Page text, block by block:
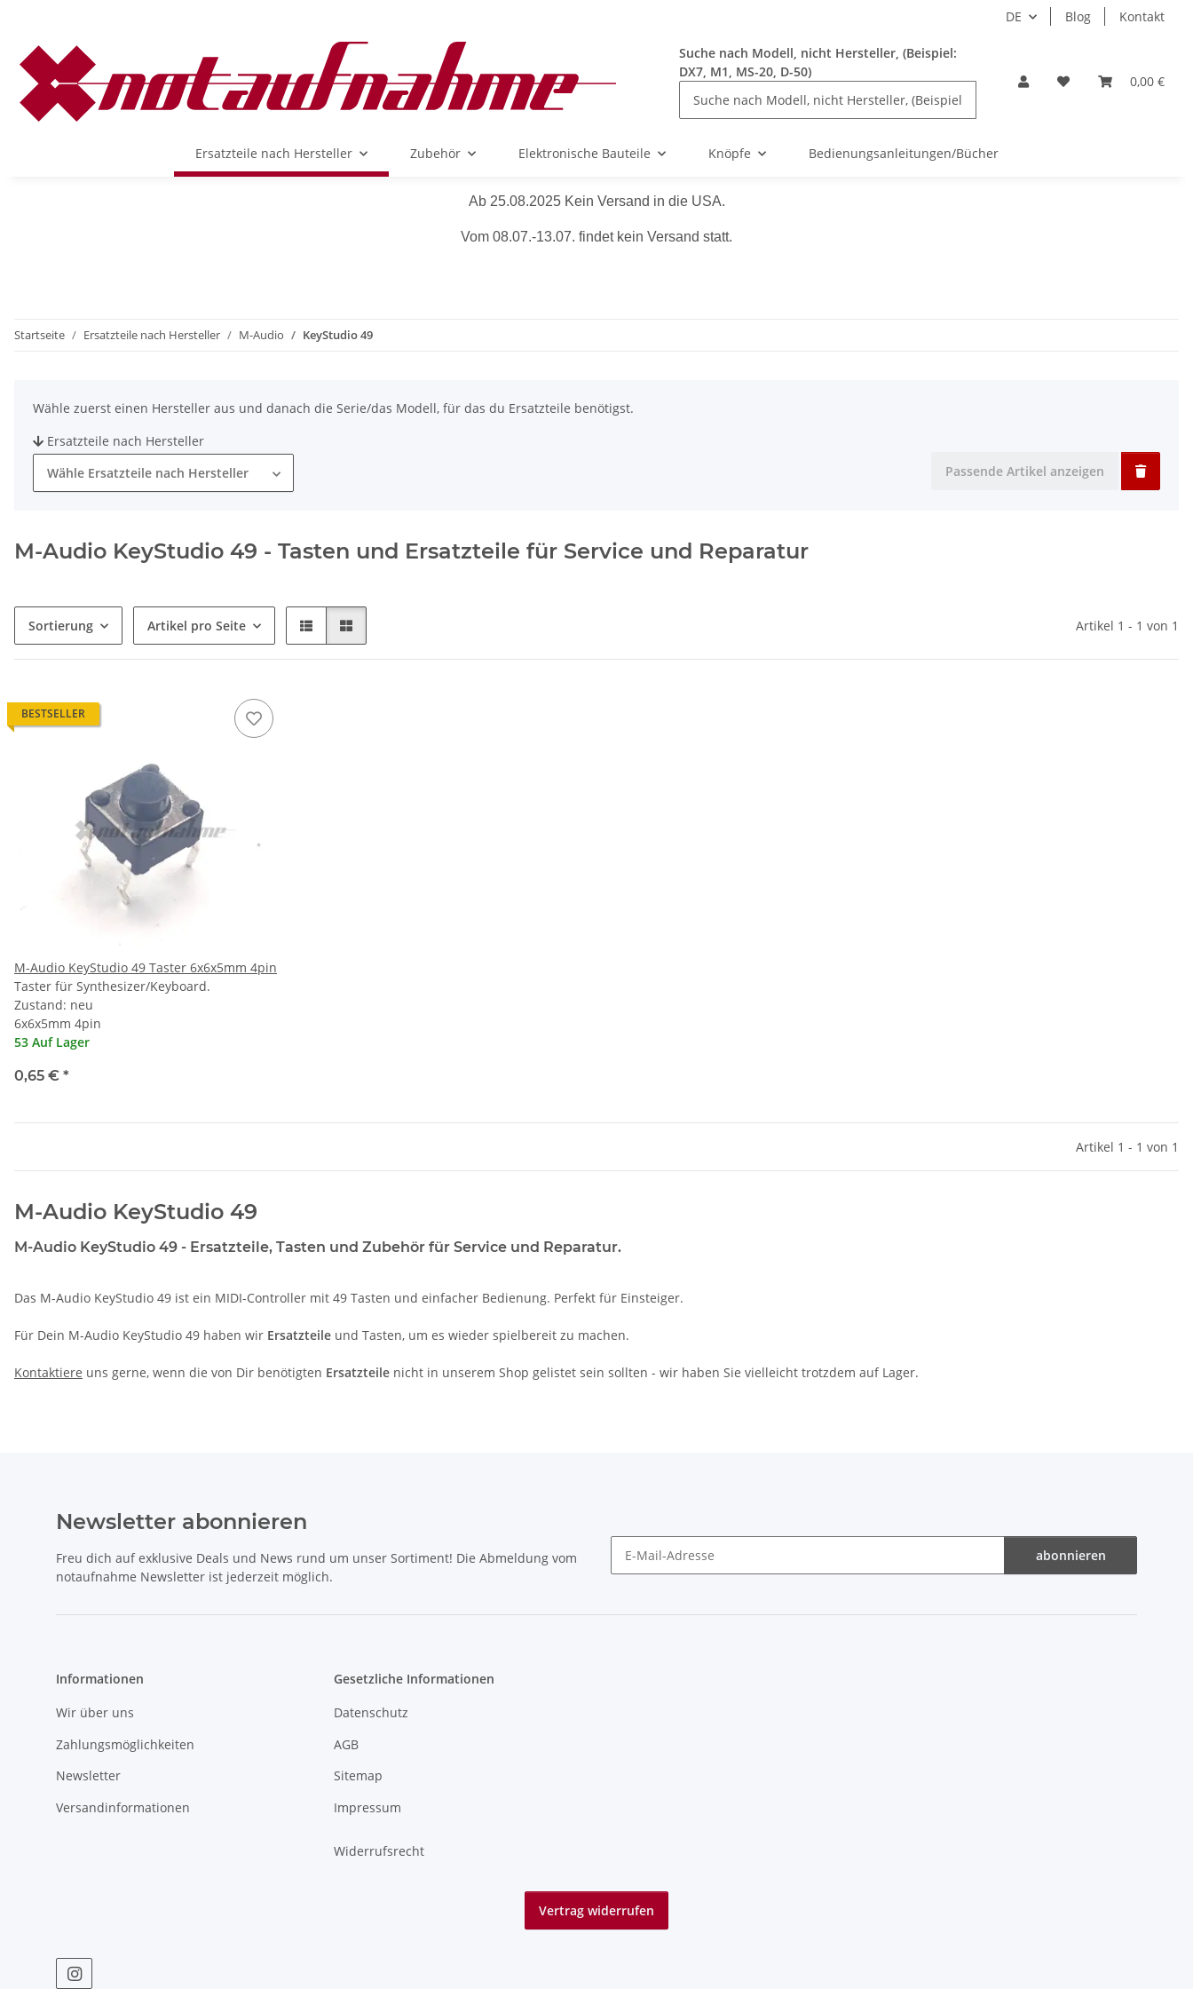
DE Blog Kontakt
Suche nach Modell, nicht Hersteller, (Beispiel:
DX7, M1, MS-20, D-50)
0,00 €
Ersatzteile nach Hersteller Zubehör Elektronische Bauteile Knöpfe Bedienungsanleitungen/Bücher
Ab 25.08.2025 Kein Versand in die USA.
Vom 08.07.-13.07. findet kein Versand statt.
Startseite Ersatzteile nach Hersteller M-Audio KeyStudio 49
Wähle zuerst einen Hersteller aus und danach die Serie/das Modell, für das du Ersatzteile benötigst.
Ersatzteile nach Hersteller
Wähle Ersatzteile nach Hersteller
Passende Artikel anzeigen
M-Audio KeyStudio 49 - Tasten und Ersatzteile für Service und Reparatur
Sortierung Artikel pro Seite Artikel 1 - 1 von 1
BESTSELLER
M-Audio KeyStudio 49 Taster 6x6x5mm 4pin
Taster für Synthesizer/Keyboard.
Zustand: neu
6x6x5mm 4pin
53 Auf Lager
0,65 € *
Artikel 1 - 1 von 1
M-Audio KeyStudio 49
M-Audio KeyStudio 49 - Ersatzteile, Tasten und Zubehör für Service und Reparatur.
Das M-Audio KeyStudio 49 ist ein MIDI-Controller mit 49 Tasten und einfacher Bedienung. Perfekt für Einsteiger.
Für Dein M-Audio KeyStudio 49 haben wir Ersatzteile und Tasten, um es wieder spielbereit zu machen.
Kontaktiere uns gerne, wenn die von Dir benötigten Ersatzteile nicht in unserem Shop gelistet sein sollten - wir haben Sie vielleicht trotzdem auf Lager.
Newsletter abonnieren
Freu dich auf exklusive Deals und News rund um unser Sortiment! Die Abmeldung vom
notaufnahme Newsletter ist jederzeit möglich.
abonnieren
Informationen
Wir über uns
Zahlungsmöglichkeiten
Newsletter
Versandinformationen
Gesetzliche Informationen
Datenschutz
AGB
Sitemap
Impressum
Widerrufsrecht
Vertrag widerrufen